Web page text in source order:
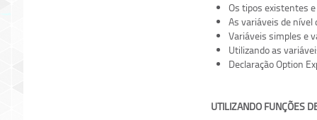
Os tipos existentes
As variáveis de nível
Variáveis simples e
Utilizando as
Declaração Option
UTILIZANDO FUNÇÕES